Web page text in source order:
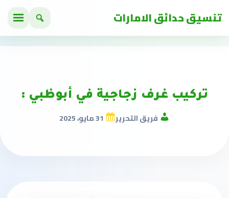
تنسيق حدائق الامارات
تركيب غرف زجاجية في أبوظبي :
فريق التحرير